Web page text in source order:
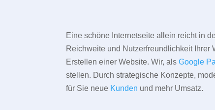
Eine schöne Internetseite allein reicht in
Reichweite und Nutzerfreundlichkeit Ihrer
Erstellen einer Website. Wir, alsGoogle
stellen. Durch strategische Konzepte,
für Sie neue Kunden und mehr Umsatz.